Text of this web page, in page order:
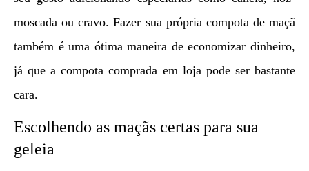
moscada ou cravo. Fazer sua própria compota de maçã
também é uma ótima maneira de economizar dinheiro,
já que a compota comprada em loja pode ser bastante
cara.
Escolhendo as maçãs certas para sua
geleia